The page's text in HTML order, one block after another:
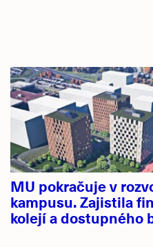
články
Hlavní
novinky
MU pokračuje v
kampusu. Zajistila
kolejí a dostupného